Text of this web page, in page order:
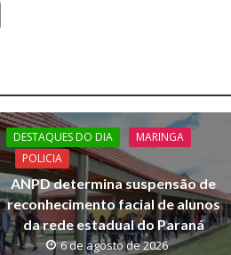
y
Li
n
k
DESTAQUES DO DIA
MARINGA
POLICIA
ANPD determina suspensão de
reconhecimento facial de alunos
da rede estadual do Paraná
6 de agosto de 2026